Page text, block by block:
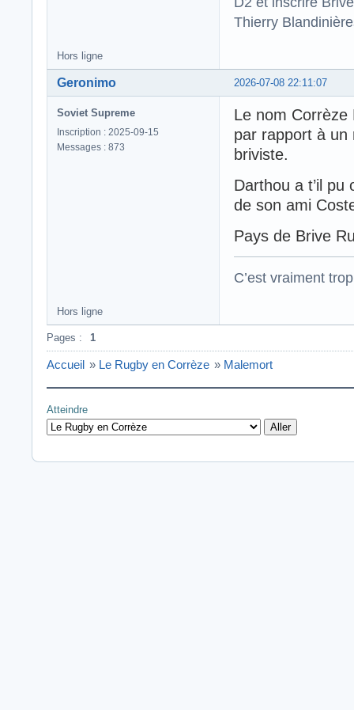
Thierry
Hors ligne
2026-07-08 22:11:07
Geronimo
Soviet Supreme
Inscription : 2025-09-15
Messages : 873
Le nom Corrèze
par rapport à un
briviste.
Darthou a t’il
de son ami
Pays de Brive
C’est vraiment
Hors ligne
Pages : 1
Accueil » Le Rugby en Corrèze » Malemort
Atteindre